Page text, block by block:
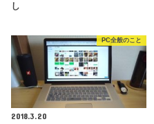
し
PC全般のこと
2018.3.20